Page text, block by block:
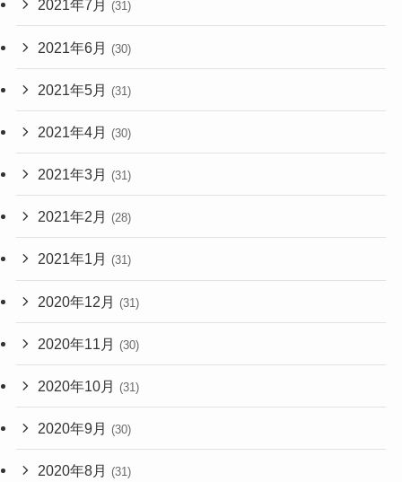
2021年7月 (31)
2021年6月 (30)
2021年5月 (31)
2021年4月 (30)
2021年3月 (31)
2021年2月 (28)
2021年1月 (31)
2020年12月 (31)
2020年11月 (30)
2020年10月 (31)
2020年9月 (30)
2020年8月 (31)